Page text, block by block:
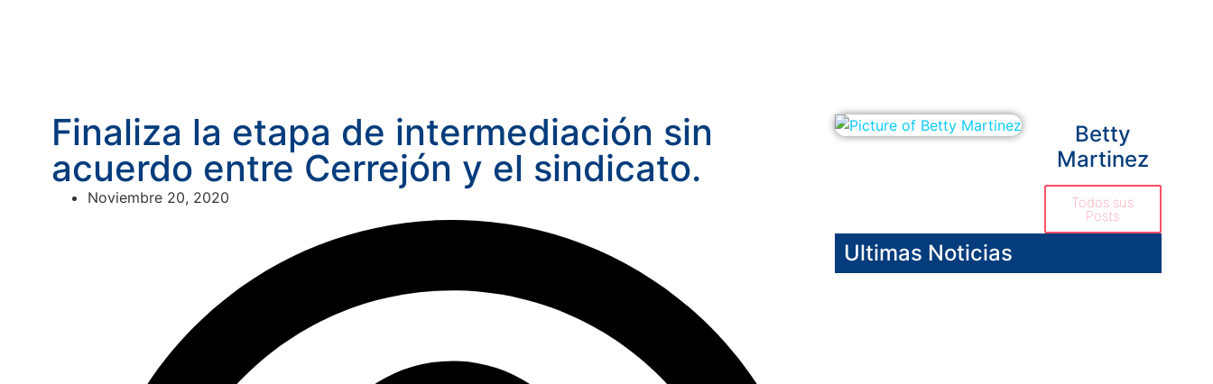
Finaliza la etapa de intermediación sin
acuerdo entre Cerrejón y el sindicato.
Noviembre 20, 2020
Betty
Martinez
Todos sus
Posts
Ultimas Noticias